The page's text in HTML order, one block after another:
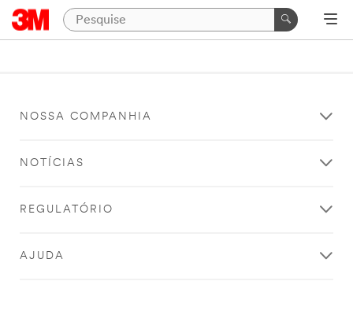
NOSSA COMPANHIA
NOTÍCIAS
REGULATÓRIO
AJUDA